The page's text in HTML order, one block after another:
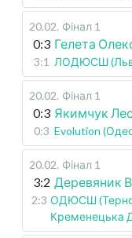
20.02. Фінал 1
0:3 Гелета
3:1 ЛОДЮСШ
20.02. Фінал 1
0:3 Якимчук
0:3 Evolution
20.02. Фінал 1
3:2 Деревяник
2:3 ОДЮСШ